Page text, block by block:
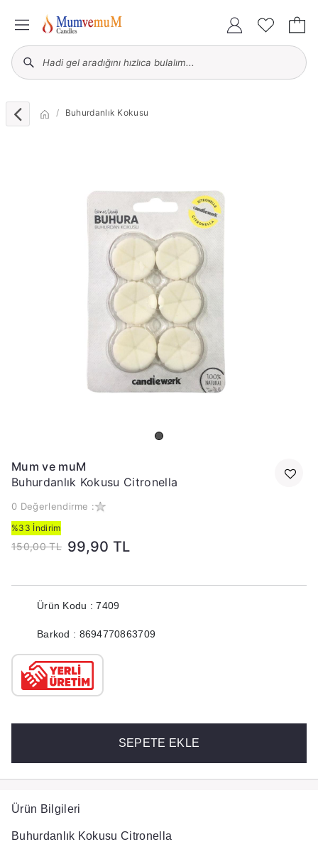
Buhurdanlık Kokusu
Mum ve muM
Buhurdanlık Kokusu Citronella
0 Değerlendirme :
%33 İndirim
150,00 TL 99,90 TL
Ürün Kodu : 7409
Barkod : 8694770863709
SEPETE EKLE
Ürün Bilgileri
Buhurdanlık Kokusu Citronella